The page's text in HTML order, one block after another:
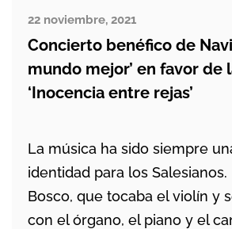
22 noviembre, 2021
Concierto benéfico de
mundo mejor’ en favor de
‘Inocencia entre rejas’
La música ha sido siempre
identidad para los
Bosco, que tocaba el violín y
con el órgano, el piano y el